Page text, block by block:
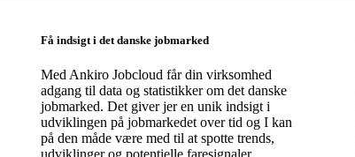
Få indsigt i det danske jobmarked
Med Ankiro Jobcloud får din virksomhed
adgang til data og statistikker om det danske
jobmarked. Det giver jer en unik indsigt i
udviklingen på jobmarkedet over tid og I kan
på den måde være med til at spotte trends,